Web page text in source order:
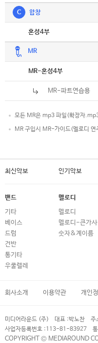
C 합창
혼성4부
MR
MR-혼성4부
MR-파트연습용
모든 MR은 mp3 파일(확장자
MR 구입시 MR-가이드(멜로디
최신악보 인기악보
밴드
기타
베이스
드럼
건반
통기타
우쿨렐레
멜로디
멜로디
멜로디-큰가사
숫자&계이름
회사소개 이용약관 개인
미디어라운드 (주) 대표 :박노찬 주
사업자등록번호 :113-81-83927
COPYRIGHT © MEDIAROUND